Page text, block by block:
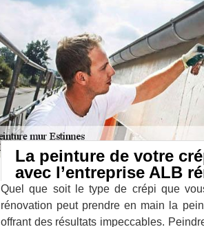
La peinture de votre
avec l’entreprise ALB
Quel que soit le type de crépi que
rénovation peut prendre en main la
offrant des résultats impeccables.